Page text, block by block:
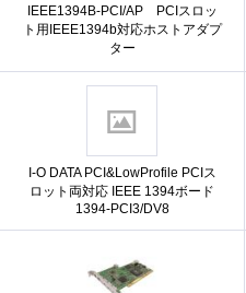
IEEE1394B-PCI/AP PCIスロッ
ト用IEEE1394b対応ホストアダプ
ター
I-O DATA PCI&LowProfile PCIス
ロット両対応 IEEE 1394ボード
1394-PCI3/DV8